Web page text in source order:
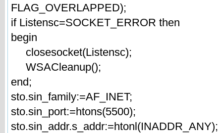
FLAG_OVERLAPPED);
if Listensc=SOCKET_ERROR then
begin
closesocket(Listensc);
WSACleanup();
end;
sto.sin_family:=AF_INET;
sto.sin_port:=htons(5500);
sto.sin_addr.s_addr:=htonl(INADDR_ANY);